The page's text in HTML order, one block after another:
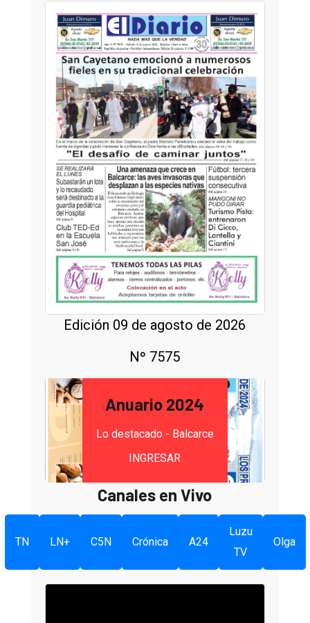
Edición 09 de agosto de 2026
Nº 7575
Anuario 2024
Lo destacado - Balcarce
INGRESAR
Canales en Vivo
TN LN+ C5N Crónica A24
Luzu
TV
Olga